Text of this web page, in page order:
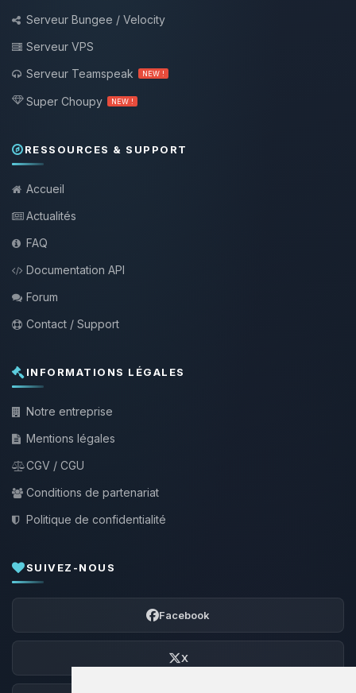
Serveur Bungee / Velocity
Serveur VPS
Serveur Teamspeak
NEW !
Super Choupy NEW !
RESSOURCES & SUPPORT
Accueil
Actualités
FAQ
Documentation API
Forum
Contact / Support
INFORMATIONS LÉGALES
Notre entreprise
Mentions légales
CGV / CGU
Conditions de partenariat
Politique de confidentialité
SUIVEZ-NOUS
Facebook
X